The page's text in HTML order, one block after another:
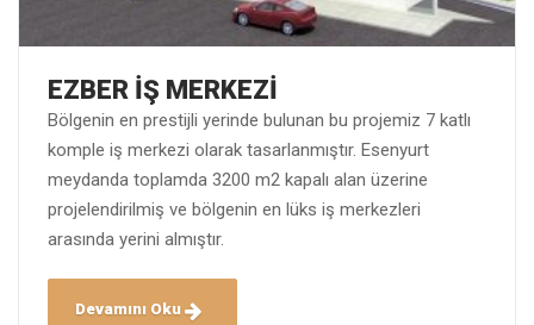
EZBER İŞ MERKEZİ
Bölgenin en prestijli yerinde bulunan bu projemiz 7 katlı
komple iş merkezi olarak tasarlanmıştır. Esenyurt
meydanda toplamda 3200 m2 kapalı alan üzerine
projelendirilmiş ve bölgenin en lüks iş merkezleri
arasında yerini almıştır.
Devamını Oku